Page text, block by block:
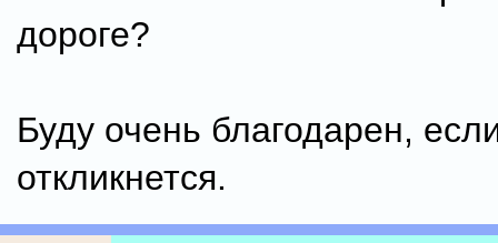
дороге?
Буду очень благодарен,
откликнется.